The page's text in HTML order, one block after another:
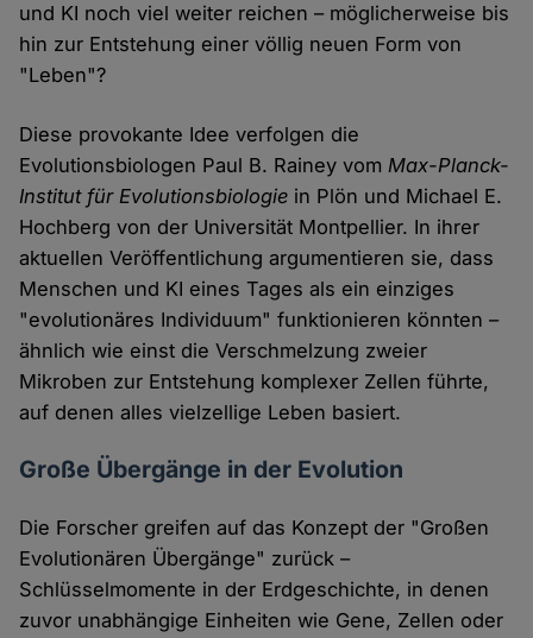
und KI noch viel weiter reichen – möglicherweise bis
hin zur Entstehung einer völlig neuen Form von
"Leben"?
Diese provokante Idee verfolgen die
Evolutionsbiologen Paul B. Rainey vomMax-Planck-
Institut für Evolutionsbiologie in Plön und Michael E.
Hochberg von der Universität Montpellier. In ihrer
aktuellen Veröffentlichung argumentieren sie, dass
Menschen und KI eines Tages als ein einziges
"evolutionäres Individuum" funktionieren könnten –
ähnlich wie einst die Verschmelzung zweier
Mikroben zur Entstehung komplexer Zellen führte,
auf denen alles vielzellige Leben basiert.
Große Übergänge in der Evolution
Die Forscher greifen auf das Konzept der "Großen
Evolutionären Übergänge" zurück –
Schlüsselmomente in der Erdgeschichte, in denen
zuvor unabhängige Einheiten wie Gene, Zellen oder